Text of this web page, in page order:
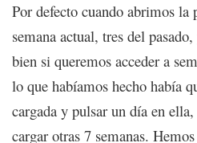
Por defecto cuando abrimos la
semana actual, tres del
bien si queremos acceder a
lo que habíamos hecho había
cargada y pulsar un día en
cargar otras 7 semanas.